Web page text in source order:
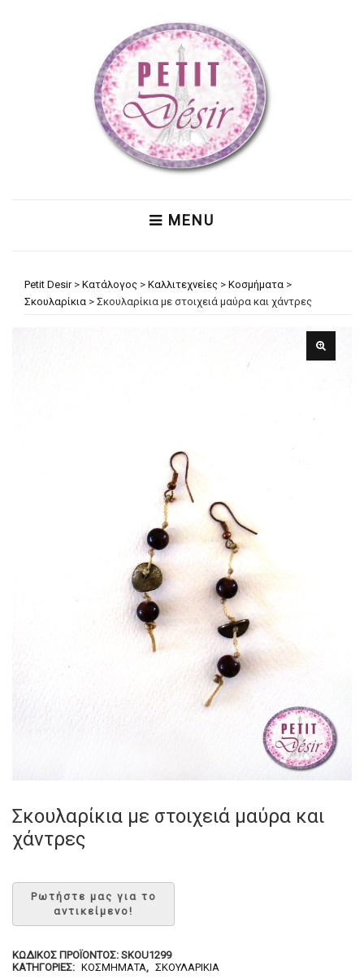
MENU
Petit Desir> Κατάλογος > Καλλιτεχνείες > Κοσμήματα >
Σκουλαρίκια > Σκουλαρίκια με στοιχειά μαύρα και χάντρες
Σκουλαρίκια με στοιχειά μαύρα και
χάντρες
ΚΩΔΙΚΌΣ ΠΡΟΪΌΝΤΟΣ: SKOU1299
ΚΑΤΗΓΟΡΊΕΣ: ΚΟΣΜΉΜΑΤΑ, ΣΚΟΥΛΑΡΊΚΙΑ